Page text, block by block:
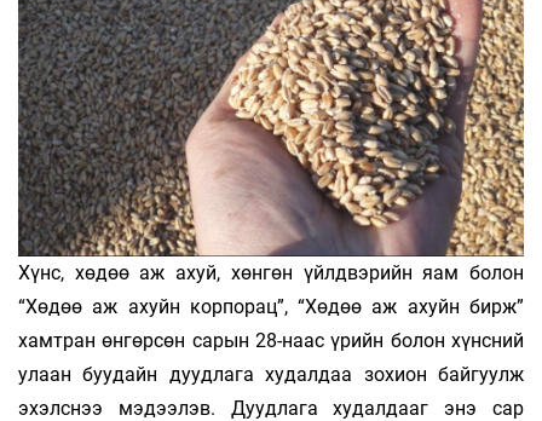
Хүнс, хөдөө аж ахуй, хөнгөн үйлдвэрийн яам болон
“Хөдөө аж ахуйн корпорац”, “Хөдөө аж ахуйн бирж”
хамтран өнгөрсөн сарын 28-наас үрийн болон хүнсний
улаан буудайн дуудлага худалдаа зохион байгуулж
эхэлснээ мэдээлэв. Дуудлага худалдааг энэ сар